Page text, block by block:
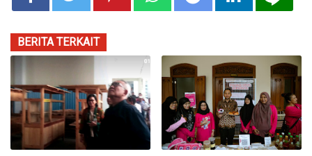
BERITA TERKAIT